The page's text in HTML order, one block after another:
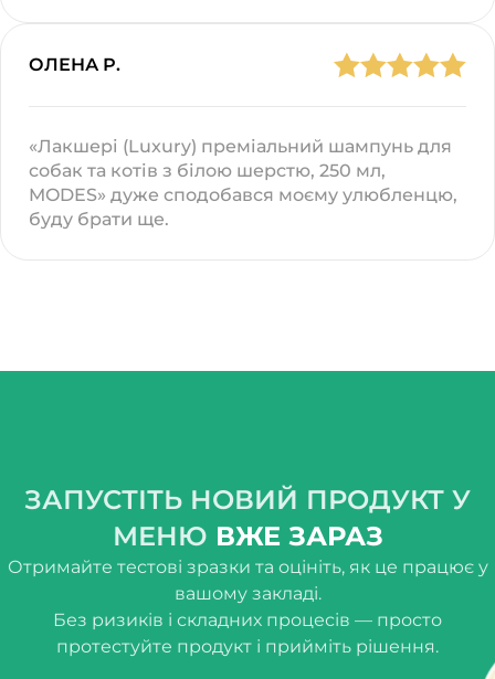
ОЛЕНА Р.
«Лакшері (Luxury) преміальний шампунь для
собак та котів з білою шерстю, 250 мл,
MODES» дуже сподобався моєму улюбленцю,
буду брати ще.
ЗАПУСТІТЬ НОВИЙ ПРОДУКТ У
МЕНЮ ВЖЕ ЗАРАЗ
Отримайте тестові зразки та оцініть, як це працює у
вашому закладі.
Без ризиків і складних процесів — просто
протестуйте продукт і прийміть рішення.